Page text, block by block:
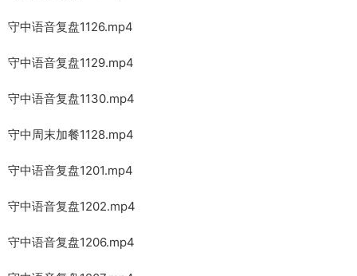
守中语音复盘1126.mp4
守中语音复盘1129.mp4
守中语音复盘1130.mp4
守中周末加餐1128.mp4
守中语音复盘1201.mp4
守中语音复盘1202.mp4
守中语音复盘1206.mp4